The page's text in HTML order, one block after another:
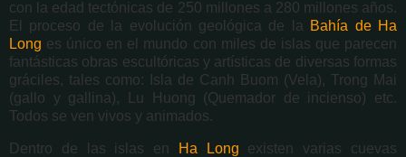
con la edad tectónicas de 250 millones a 280 millones años.
El proceso de la evolución geológica de la Bahía de Ha
Long es único en el mundo con miles de islas que parecen
fantásticas obras escultóricas y artísticas de diversas formas
gráciles, tales como: Isla de Canh Buom (Vela), Trong Mai
(gallo y gallina), Lu Huong (Quemador de incienso) etc.
Todos se ven vivos y animados.
Dentro de las islas en Ha Long existen varias cuevas